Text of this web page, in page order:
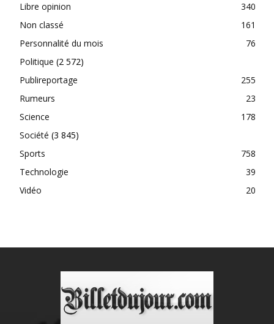
Libre opinion
340
Non classé
161
Personnalité du mois
76
Politique (2 572)
Publireportage
255
Rumeurs
23
Science
178
Société (3 845)
Sports
758
Technologie
39
Vidéo
20